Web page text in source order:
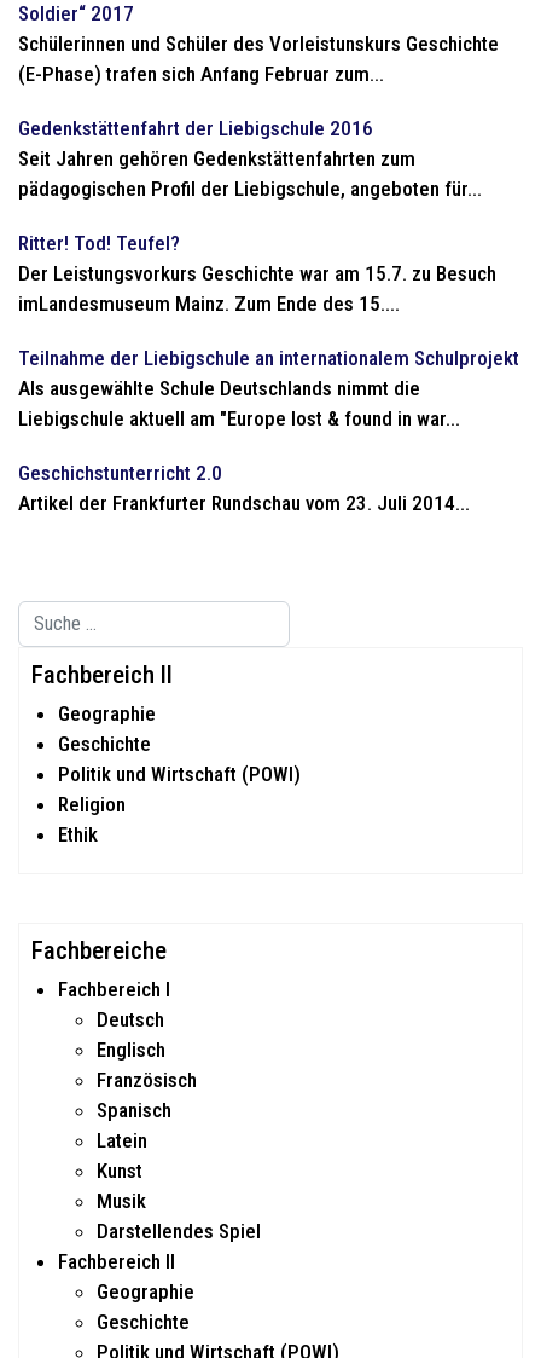
Soldier“ 2017
Schülerinnen und Schüler des Vorleistunskurs Geschichte
(E-Phase) trafen sich Anfang Februar zum...
Gedenkstättenfahrt der Liebigschule 2016
Seit Jahren gehören Gedenkstättenfahrten zum
pädagogischen Profil der Liebigschule, angeboten für...
Ritter! Tod! Teufel?
Der Leistungsvorkurs Geschichte war am 15.7. zu Besuch
imLandesmuseum Mainz. Zum Ende des 15....
Teilnahme der Liebigschule an internationalem Schulprojekt
Als ausgewählte Schule Deutschlands nimmt die
Liebigschule aktuell am "Europe lost & found in war...
Geschichstunterricht 2.0
Artikel der Frankfurter Rundschau vom 23. Juli 2014...
Suchen
Type 2 or more characters for results.
Fachbereich II
Geographie
Geschichte
Politik und Wirtschaft (POWI)
Religion
Ethik
Fachbereiche
Fachbereich I
Deutsch
Englisch
Französisch
Spanisch
Latein
Kunst
Musik
Darstellendes Spiel
Fachbereich II
Geographie
Geschichte
Politik und Wirtschaft (POWI)